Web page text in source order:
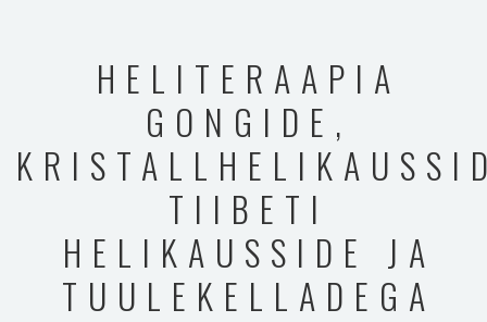
HELITERAAPIA
GONGIDE,
TIIBETI
HELIKAUSSIDE JA
TUULEKELLADEGA